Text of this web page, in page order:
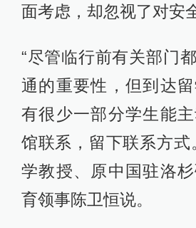
面考虑，却忽视了对安
“尽管临行前有关部门
通的重要性，但到达
有很少一部分学生能
馆联系，留下联系方式
学教授、原中国驻洛
育领事陈卫恒说。